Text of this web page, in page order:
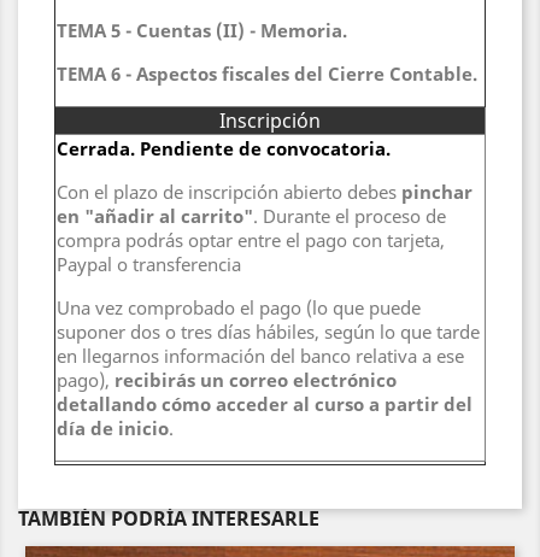
TEMA 5 - Cuentas (II) - Memoria.
TEMA 6 - Aspectos fiscales del Cierre Contable.
Inscripción
Cerrada. Pendiente de convocatoria.
Con el plazo de inscripción abierto debes pinchar
en "añadir al carrito". Durante el proceso de
compra podrás optar entre el pago con tarjeta,
Paypal o transferencia
Una vez comprobado el pago (lo que puede
suponer dos o tres días hábiles, según lo que tarde
en llegarnos información del banco relativa a ese
pago), recibirás un correo electrónico
detallando cómo acceder al curso a partir del
día de inicio.
TAMBIÉN PODRÍA INTERESARLE